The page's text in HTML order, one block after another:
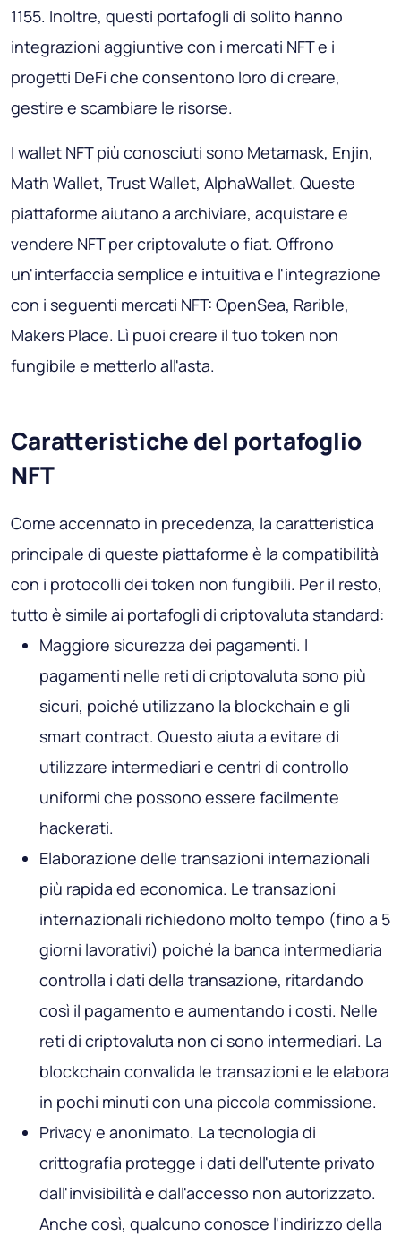
1155. Inoltre, questi portafogli di solito hanno
integrazioni aggiuntive con i mercati NFT e i
progetti DeFi che consentono loro di creare,
gestire e scambiare le risorse.
I wallet NFT più conosciuti sono Metamask, Enjin,
Math Wallet, Trust Wallet, AlphaWallet. Queste
piattaforme aiutano a archiviare, acquistare e
vendere NFT per criptovalute o fiat. Offrono
un'interfaccia semplice e intuitiva e l'integrazione
con i seguenti mercati NFT: OpenSea, Rarible,
Makers Place. Lì puoi creare il tuo token non
fungibile e metterlo all'asta.
Caratteristiche del portafoglio
NFT
Come accennato in precedenza, la caratteristica
principale di queste piattaforme è la compatibilità
con i protocolli dei token non fungibili. Per il resto,
tutto è simile ai portafogli di criptovaluta standard:
Maggiore sicurezza dei pagamenti. I
pagamenti nelle reti di criptovaluta sono più
sicuri, poiché utilizzano la blockchain e gli
smart contract. Questo aiuta a evitare di
utilizzare intermediari e centri di controllo
uniformi che possono essere facilmente
hackerati.
Elaborazione delle transazioni internazionali
più rapida ed economica. Le transazioni
internazionali richiedono molto tempo (fino a 5
giorni lavorativi) poiché la banca intermediaria
controlla i dati della transazione, ritardando
così il pagamento e aumentando i costi. Nelle
reti di criptovaluta non ci sono intermediari. La
blockchain convalida le transazioni e le elabora
in pochi minuti con una piccola commissione.
Privacy e anonimato. La tecnologia di
crittografia protegge i dati dell'utente privato
dall'invisibilità e dall'accesso non autorizzato.
Anche così, qualcuno conosce l'indirizzo della